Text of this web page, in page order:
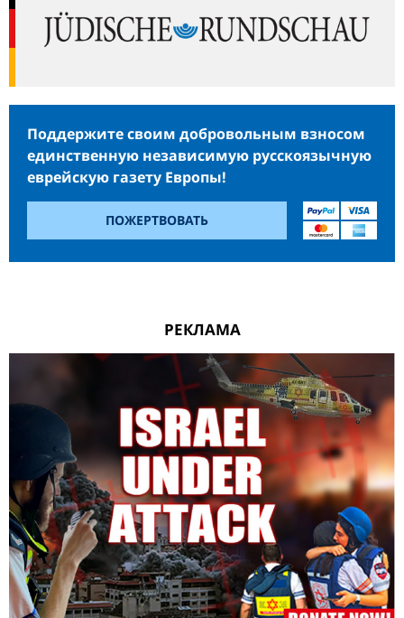
Поддержите своим добровольным взносом
единственную независимую русскоязычную
еврейскую газету Европы!
ПОЖЕРТВОВАТЬ
РЕКЛАМА